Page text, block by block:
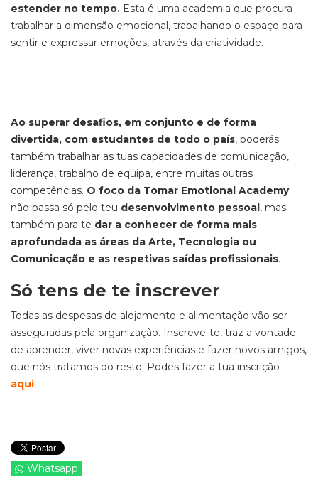
estender no tempo. Esta é uma academia que procura
trabalhar a dimensão emocional, trabalhando o espaço para
sentir e expressar emoções, através da criatividade.
Ao superar desafios, em conjunto e de forma
divertida, com estudantes de todo o país, poderás
também trabalhar as tuas capacidades de comunicação,
liderança, trabalho de equipa, entre muitas outras
competências. O foco da Tomar Emotional Academy
não passa só pelo teu desenvolvimento pessoal, mas
também para te dar a conhecer de forma mais
aprofundada as áreas da Arte, Tecnologia ou
Comunicação e as respetivas saídas profissionais.
Só tens de te inscrever
Todas as despesas de alojamento e alimentação vão ser
asseguradas pela organização. Inscreve-te, traz a vontade
de aprender, viver novas experiências e fazer novos amigos,
que nós tratamos do resto. Podes fazer a tua inscrição
aqui.
Whatsapp